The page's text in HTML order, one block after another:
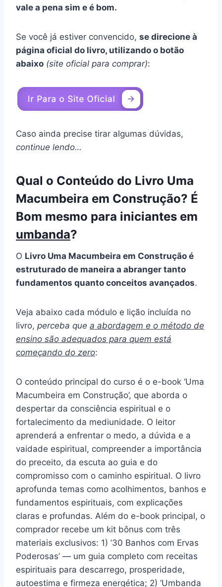
vale a pena sim e é bom.
Se você já estiver convencido, se direcione à
página oficial do livro, utilizando o botão
abaixo (site oficial para comprar):
Caso ainda precise tirar algumas dúvidas,
continue lendo…
Qual o Conteúdo do Livro Uma
Macumbeira em Construção? É
Bom mesmo para iniciantes em
umbanda?
O Livro Uma Macumbeira em Construção é
estruturado de maneira a abranger tanto
fundamentos quanto conceitos avançados.
Veja abaixo cada módulo e lição incluída no
livro, perceba que a abordagem e o método de
ensino são adequados para quem está
começando do zero:
O conteúdo principal do curso é o e-book ‘Uma
Macumbeira em Construção’, que aborda o
despertar da consciência espiritual e o
fortalecimento da mediunidade. O leitor
aprenderá a enfrentar o medo, a dúvida e a
vaidade espiritual, compreender a importância
do preceito, da escuta ao guia e do
compromisso com o caminho espiritual. O livro
aprofunda temas como acolhimentos, banhos e
fundamentos espirituais, com explicações
claras e profundas. Além do e-book principal, o
comprador recebe um kit bônus com três
materiais exclusivos: 1) ’30 Banhos com Ervas
Poderosas’ — um guia completo com receitas
espirituais para descarrego, prosperidade,
autoestima e firmeza energética; 2) ‘Umbanda